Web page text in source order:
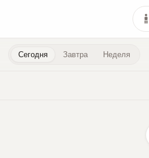
Сегодня Завтра Неделя